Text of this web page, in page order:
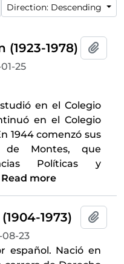
Direction: Descending
(1923-1978)
25
en el Colegio
en el Colegio
1944 comenzó sus
de Montes, que
Políticas y
Read more
1973)
08-23
español. Nació en